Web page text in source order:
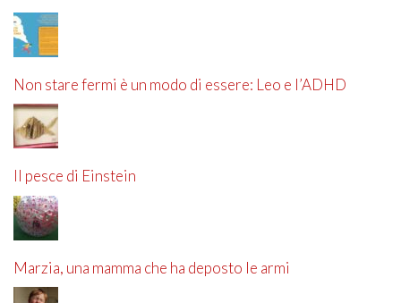
Non stare fermi è un modo di essere: Leo e l’ADHD
Il pesce di Einstein
Marzia, una mamma che ha deposto le armi